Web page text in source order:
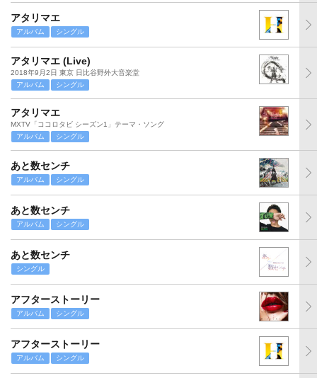
アタリマエ
アルバム シングル
アタリマエ (Live)
2018年9月2日 東京 日比谷野外大音楽堂
アルバム
シングル
アタリマエ
MXTV「ココロタビ シーズン1」テーマ・ソング
アルバム
シングル
あと数センチ
アルバム シングル
あと数センチ
アルバム シングル
あと数センチ
シングル
アフターストーリー
アルバム シングル
アフターストーリー
アルバム シングル